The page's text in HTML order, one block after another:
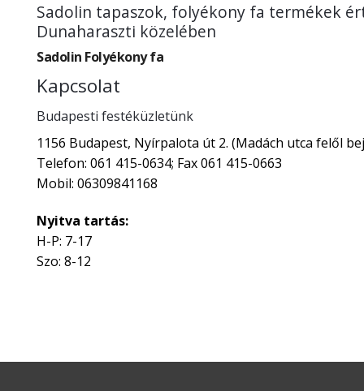
Sadolin tapaszok, folyékony fa termékek
Dunaharaszti közelében
Sadolin Folyékony fa
Kapcsolat
Budapesti festéküzletünk
1156 Budapest, Nyírpalota út 2. (Madách utca felől
Telefon: 061 415-0634; Fax 061 415-0663
Mobil: 06309841168
Nyitva tartás:
H-P: 7-17
Szo: 8-12